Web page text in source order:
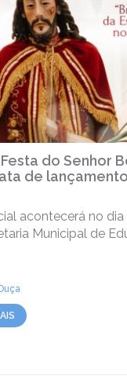
do Senhor
de
acontecerá no dia
Municipal de